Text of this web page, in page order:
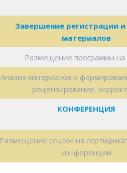
Завершение регистрации
материалов
Размещение программы на
Анализ материалов и
рецензирование,
КОНФЕРЕНЦИЯ
Размещение ссылок на
конференции